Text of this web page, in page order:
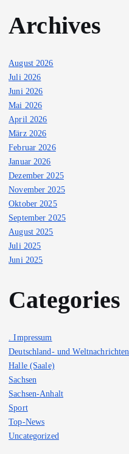
Archives
August 2026
Juli 2026
Juni 2026
Mai 2026
April 2026
März 2026
Februar 2026
Januar 2026
Dezember 2025
November 2025
Oktober 2025
September 2025
August 2025
Juli 2025
Juni 2025
Categories
. Impressum
Deutschland- und Weltnachrichten
Halle (Saale)
Sachsen
Sachsen-Anhalt
Sport
Top-News
Uncategorized